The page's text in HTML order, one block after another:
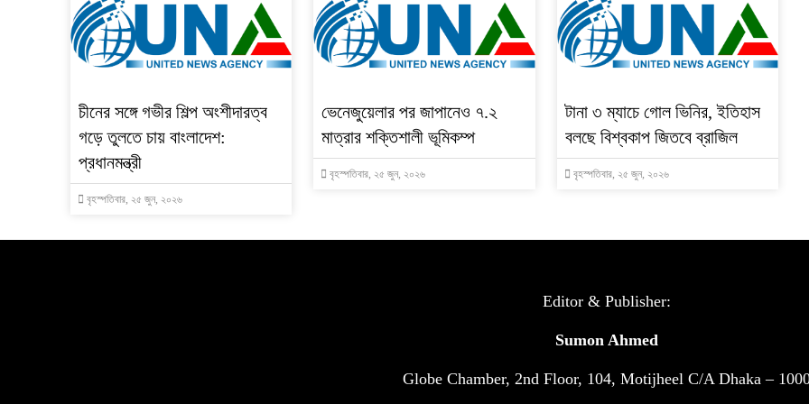
চীনের সঙ্গে গভীর শিল্প অংশীদারত্ব
গড়ে তুলতে চায় বাংলাদেশ:
প্রধানমন্ত্রী
বৃহস্পতিবার, ২৫ জুন, ২০২৬
ভেনেজুয়েলার পর জাপানেও ৭.২
মাত্রার শক্তিশালী ভূমিকম্প
বৃহস্পতিবার, ২৫ জুন, ২০২৬
টানা ৩ ম্যাচে গোল ভিনির, ইতিহাস
বলছে বিশ্বকাপ জিতবে ব্রাজিল
বৃহস্পতিবার, ২৫ জুন, ২০২৬
Editor & Publisher:
Sumon Ahmed
Globe Chamber, 2nd Floor, 104, Motijheel C/A Dhaka –